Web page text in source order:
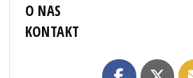
O NAS
KONTAKT